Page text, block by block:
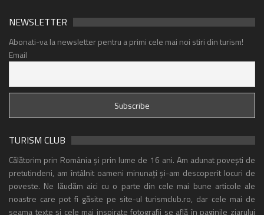
NEWSLETTER
Abonati-va la newsletter pentru a primi cele mai noi stiri din turism!
Email
TURISM CLUB
Călătorim prin România și prin lume de 16 ani. Am adunat povești de
pretutindeni, am întâlnit oameni minunați și-am descoperit locuri de
poveste. Ne lăudăm aici cu o parte din cele mai bune articole ale
noastre care pot fi găsite pe site-ul turismclub.ro, dar cele mai de
seama texte și cele mai inspirate fotografii se află în paginile ziarului